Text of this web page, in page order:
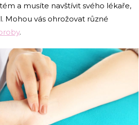
a musíte navštívit svého lékaře,
Mohou vás ohrožovat různé
.